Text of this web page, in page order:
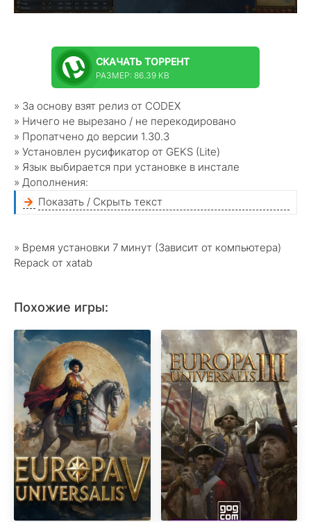
СКАЧАТЬ ТОРРЕНТ
РАЗМЕР: 86.39 KB
» За основу взят релиз от CODEX
» Ничего не вырезано / не перекодировано
» Пропатчено до версии 1.30.3
» Установлен русификатор от GEKS (Lite)
» Язык выбирается при установке в инстале
» Дополнения:
Показать / Скрыть текст
» Время установки 7 минут (Зависит от компьютера)
Repack от xatab
Похожие игры: